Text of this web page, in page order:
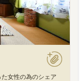
女性の為のシェア